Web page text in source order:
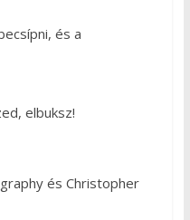
és a
elbuksz!
és Christopher